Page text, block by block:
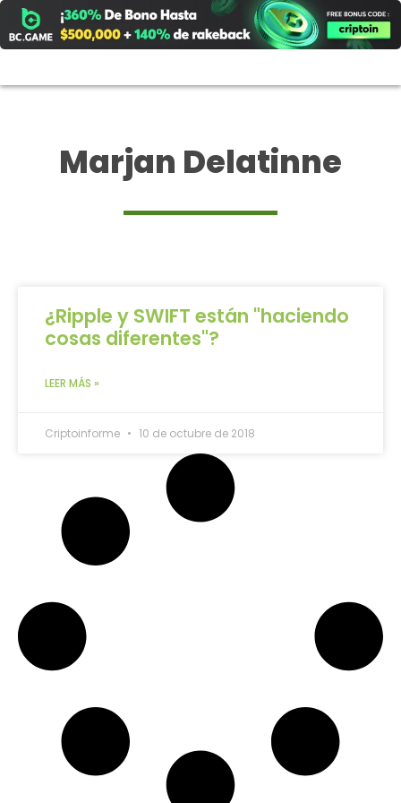
al
contenido
Marjan Delatinne
¿Ripple y SWIFT están "haciendo
cosas diferentes"?
LEER MÁS »
Criptoinforme 10 de octubre de 2018